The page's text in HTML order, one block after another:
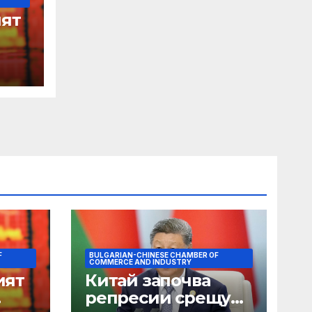
BULGARIAN-CHINESE CHAMBER OF
COMMERCE AND INDUSTRY
Китай започва
репресии срещу